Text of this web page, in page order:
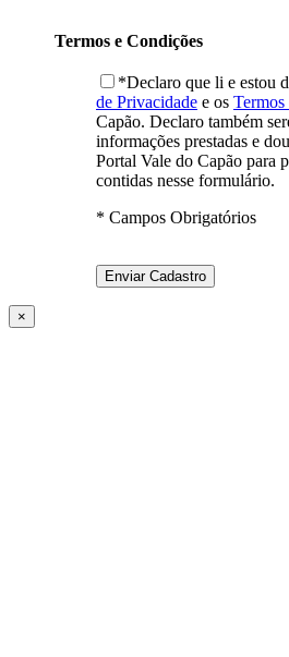
Termos e Condições
*Declaro que li e estou
de Privacidade e os
Capão. Declaro também
informações prestadas e
Portal Vale do Capão para
contidas nesse formulário.
* Campos Obrigatórios
×